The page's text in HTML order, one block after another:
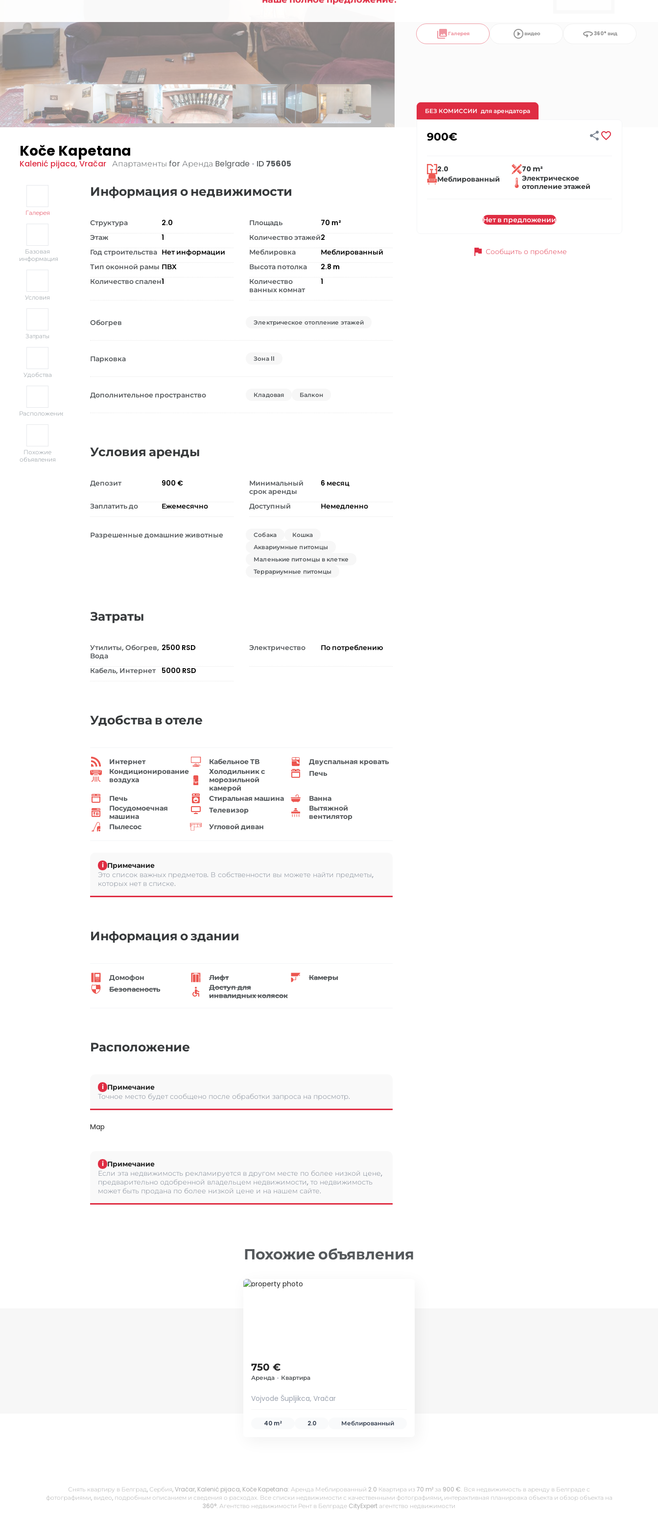
collections Галерея play_circle_outlineвидео 360360° вид
Koče Kapetana
Kalenić pijaca, Vračar Апартаменты for Аренда Belgrade • ID 75605
Галерея
Базовая
информация
Условия
Затраты
Удобства
Расположение
Похожие
объявления
Информация о недвижимости
Структура 2.0 Площадь 70 m²
Этаж
1 Количество этажей2
Год строительства Нет информации Меблировка
Меблированный
Тип оконной рамы ПВХ Высота потолка 2.8 m
Количество спален1
Количество
ванных комнат
1
Обогрев Электрическое отопление этажей
Парковка Зона II
Дополнительное пространство Кладовая Балкон
Условия аренды
Депозит 900 €
Минимальный
срок аренды
6 месяц
Заплатить до Ежемесячно Доступный Немедленно
Разрешенные домашние животные Собака
Кошка
Аквариумные питомцы
Маленькие питомцы в клетке
Террариумные питомцы
Затраты
Утилиты, Обогрев,
Вода
2500 RSD Электричество По потреблению
Кабель, Интернет 5000 RSD
Удобства в отеле
Интернет Кабельное ТВ
Двуспальная кровать
Кондиционирование
воздуха
Холодильник с
морозильной
камерой
Печь
Печь Стиральная машина
Ванна
Посудомоечная
машина
Телевизор
Вытяжной
вентилятор
Пылесос
Угловой диван
i Примечание
Это список важных предметов. В собственности вы можете найти предметы,
которых нет в списке.
Информация о здании
Домофон Лифт
Камеры
Безопасность
Доступ для
инвалидных колясок
Расположение
i Примечание
Точное место будет сообщено после обработки запроса на просмотр.
Map
i Примечание
Если эта недвижимость рекламируется в другом месте по более низкой цене,
предварительно одобренной владельцем недвижимости, то недвижимость
может быть продана по более низкой цене и на нашем сайте.
900€  
БЕЗ КОМИССИИ для арендатора
2.0
70 m²
Меблированный
Электрическое
отопление этажей
Нет в предложении
flag Сообщить о проблеме
Похожие объявления
ID 79677
750 €
Аренда • Квартира
Vojvode Šupljikca, Vračar
40 m² 2.0 Меблированный
Снять квартиру в Белград, Сербия, Vračar, Kalenić pijaca, Koče Kapetana: Аренда Меблированный 2.0 Квартира из 70 m² за 900 €. Вся недвижимость в аренду в Белграде с
фотографиями, видео, подробным описанием и сведения о расходах. Все списки недвижимости с качественными фотографиями, интерактивная планировка объекта и обзор объекта на
360°. Агентство недвижимости Рент в Белграде CityExpert агентство недвижимости